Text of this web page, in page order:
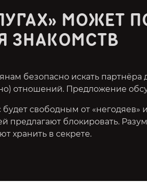
МОЖЕТ
ЗНАКОМСТВ
безопасно искать партнёра
отношений. Предложение
свободным от «негодяев»
предлагают блокировать.
хранить в секрете.